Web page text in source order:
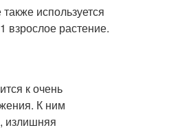
используется
взрослое растение.
к очень
К ним
излишняя